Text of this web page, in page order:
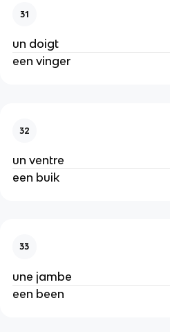
31
un doigt
een vinger
32
un ventre
een buik
33
une jambe
een been